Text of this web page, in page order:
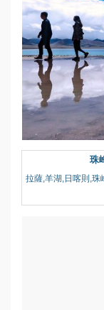
珠
拉薩,羊湖,日喀則,珠